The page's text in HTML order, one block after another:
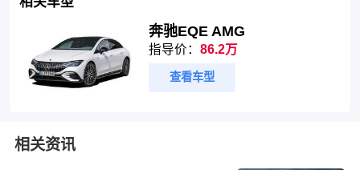
奔驰EQE AMG
指导价：86.2万
查看车型
相关资讯